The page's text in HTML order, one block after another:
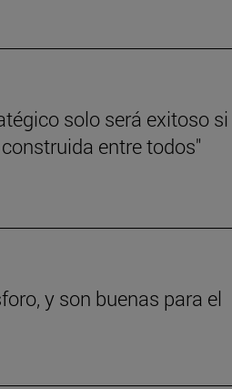
solo será exitoso
entre todos"
y son buenas para el